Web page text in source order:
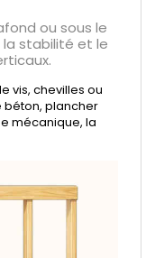
ou sous le
la stabilité et le
vis, chevilles ou
béton, plancher
mécanique, la